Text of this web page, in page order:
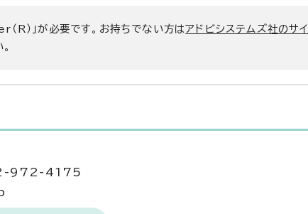
R）」が必要です。お持ちでない方はアドビシステムズ社のサイ
972-4175